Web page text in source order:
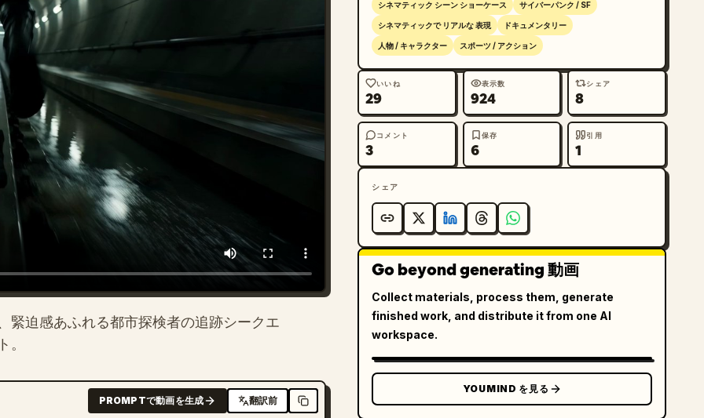
緊迫感あふれる都市探検者の追跡シークエ
。
PROMPTで動画を生成 翻訳前
シネマティック シーン ショーケース サイバーパンク / SF
シネマティックで リアルな 表現 ドキュメンタリー
人物 / キャラクター スポーツ / アクション
いいね
29
表示数
924
シェア
8
コメント
3
保存
6
引用
1
シェア
Go beyond generating 動画
Collect materials, process them, generate
finished work, and distribute it from one AI
workspace.
YOUMIND を見る